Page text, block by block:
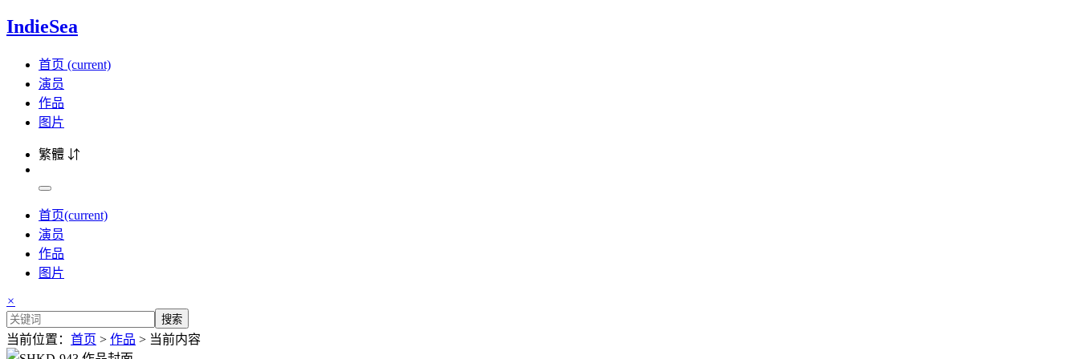
IndieSea
首页 (current)
演员
作品
图片
繁體 ⇵
首页(current)
演员
作品
图片
×
搜索
当前位置： 首页 > 作品 > 当前内容